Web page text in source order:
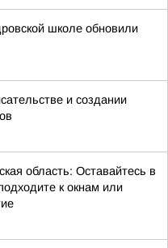
школе обновили
и создании
область: Оставайтесь в
к окнам или